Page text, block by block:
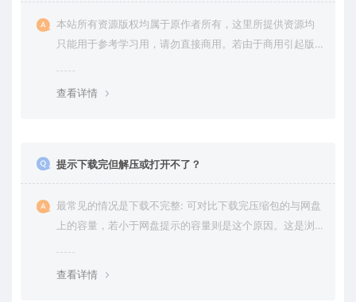
本站所有资源版权均属于原作者所有，这里所提供资源均
只能用于参考学习用，请勿直接商用。若由于商用引起版
查看详情
提示下载完但解压或打开不了？
最常见的情况是下载不完整: 可对比下载完压缩包的与网盘
上的容量，若小于网盘提示的容量则是这个原因。这是浏
查看详情